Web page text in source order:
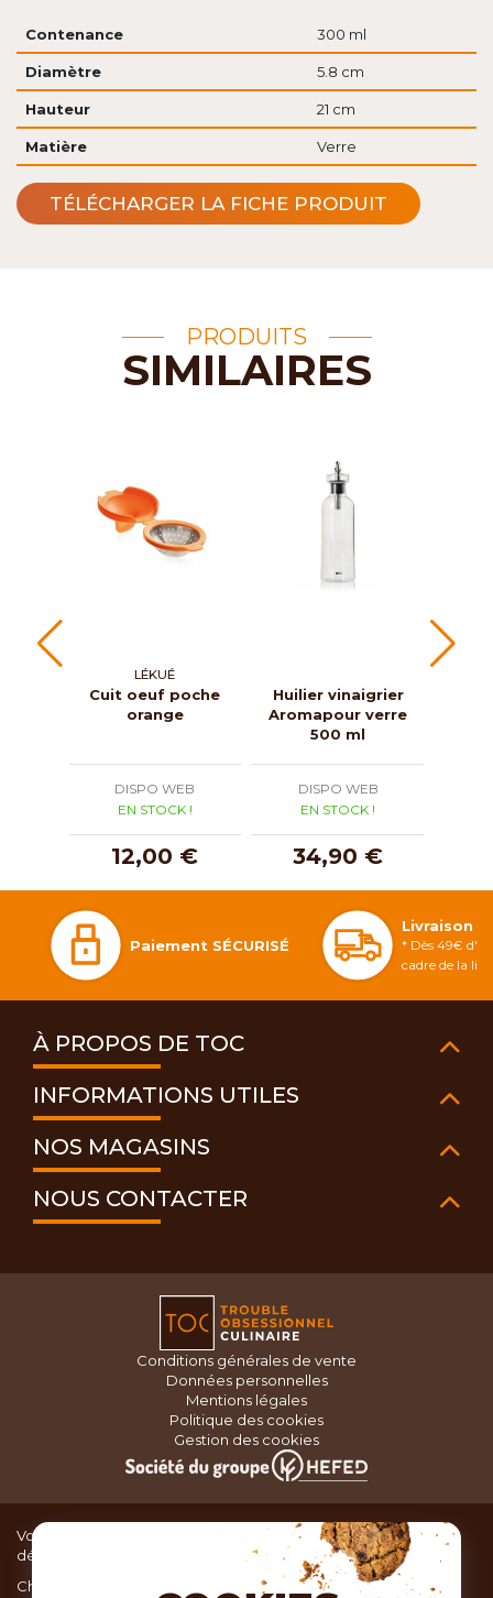
Contenance 300 ml
Diamètre 5.8 cm
Hauteur 21 cm
Matière Verre
TÉLÉCHARGER LA FICHE PRODUIT
PRODUITS
SIMILAIRES
LÉKUÉ
Cuit oeuf poche
orange
DISPO WEB
EN STOCK !
12,00 €
Huilier vinaigrier
Aromapour verre
500 ml
DISPO WEB
EN STOCK !
34,90 €
Paiement SÉCURISÉ
Livraison
* Dès 49€
cadre de la
À PROPOS DE TOC
INFORMATIONS UTILES
NOS MAGASINS
NOUS CONTACTER
Conditions générales de vente
Données personnelles
Mentions légales
Politique des cookies
Gestion des cookies
Vous recherchez du matériel de cuisine pour concocter de
délicieux plats ou des pâtisseries dignes d’un grand chef ?
Chez TOC, boutique d’ustensiles de cuisine, nous vous